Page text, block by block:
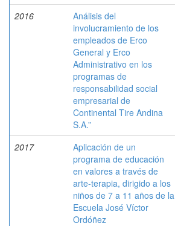
2016
Análisis del
involucramiento de los
empleados de Erco
General y Erco
Administrativo en los
programas de
responsabilidad social
empresarial de
Continental Tire Andina
S.A.”
2017
Aplicación de un
programa de educación
en valores a través de
arte-terapia, dirigido a los
niños de 7 a 11 años de la
Escuela José Víctor
Ordóñez